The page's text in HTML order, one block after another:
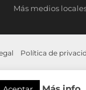
Más medios
Política de